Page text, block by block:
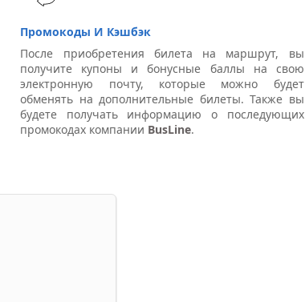
Промокоды И Кэшбэк
После приобретения билета на маршрут, вы
получите купоны и бонусные баллы на свою
электронную почту, которые можно будет
обменять на дополнительные билеты. Также вы
будете получать информацию о последующих
промокодах компании BusLine.